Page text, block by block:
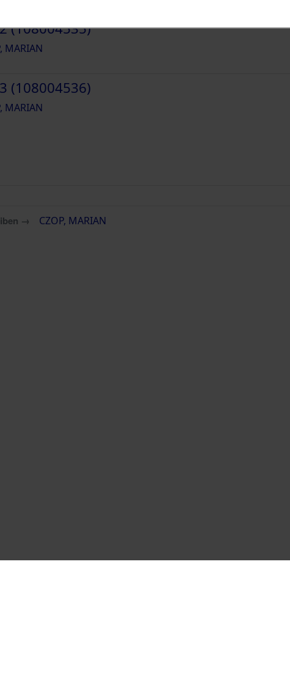
(108004535)
MARIAN
(108004536)
MARIAN
→ CZOP, MARIAN